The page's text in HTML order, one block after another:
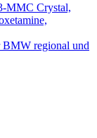
MMC Crystal,
BMW regional und